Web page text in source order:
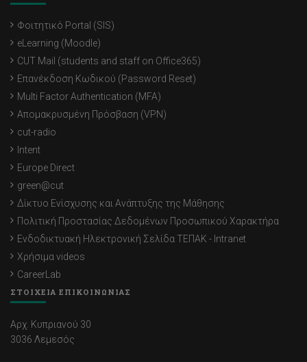
Φοιτητικό Portal (SIS)
eLearning (Moodle)
CUT Mail (students and staff on Office365)
Επανέκδοση Κωδικού (Password Reset)
Multi Factor Authentication (MFA)
Απομακρυσμένη Πρόσβαση (VPN)
cut-radio
Intent
Europe Direct
green@cut
Δίκτυο Ενίσχυσης και Ανάπτυξης της Μάθησης
Πολιτική Προστασίας Δεδομένων Προσωπικού Χαρακτήρα
Ενδοδικτυακή Ηλεκτρονική Σελίδα ΤΕΠΑΚ - Intranet
Χρήσιμα videos
CareerLab
ΣΤΟΙΧΕΙΑ ΕΠΙΚΟΙΝΩΝΙΑΣ
Αρχ. Κυπριανού 30
3036 Λεμεσός